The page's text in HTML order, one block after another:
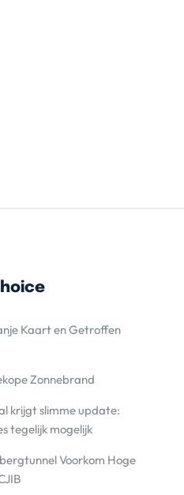
Kaart en Getroffen
Zonnebrand
krijgt slimme update:
tegelijk mogelijk
Voorkom Hoge